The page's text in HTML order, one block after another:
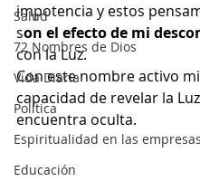
Salud
72 Nombres de Dios
Vida Diaria
Política
Espiritualidad en las empresas
Educación
impotencia y estos
son el efecto de mi
con la Luz.
Con este nombre activo mi
capacidad de revelar la
encuentra oculta.